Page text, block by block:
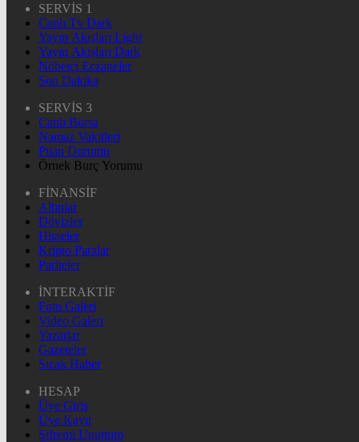
SERVİS 1
Canlı Tv Dark
Yayın Akışları Light
Yayın Akışları Dark
Nöbetçi Eczaneler
Son Dakika
SERVİS 3
Canlı Borsa
Namaz Vakitleri
Puan Durumu
Örnek Burç Yorumu
FİNANSİF
Altınlar
Dövizler
Hisseler
Kripto Paralar
Pariteler
İNTERAKTİF
Foto Galeri
Video Galeri
Yazarlar
Gazeteler
Sıcak Haber
HESAP
Üye Giriş
Üye Kayıt
Şifremi Unuttum